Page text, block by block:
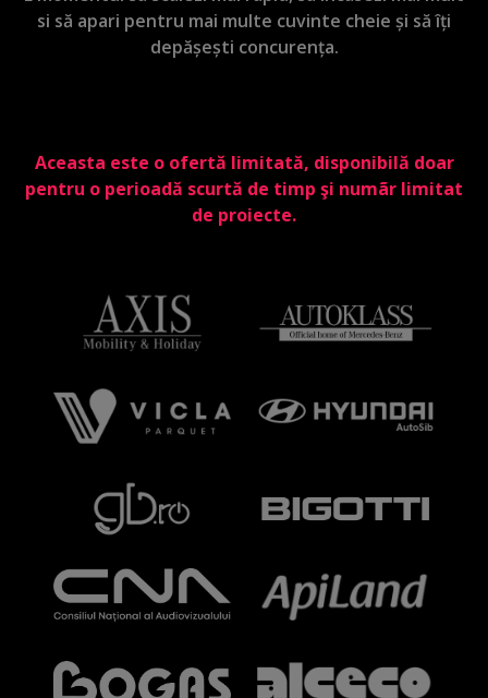
si să apari pentru mai multe cuvinte cheie și să îți
depășești concurența.
Aceasta este o ofertă limitată, disponibilă doar
pentru o perioadă scurtă de timp şi numãr limitat
de proiecte.